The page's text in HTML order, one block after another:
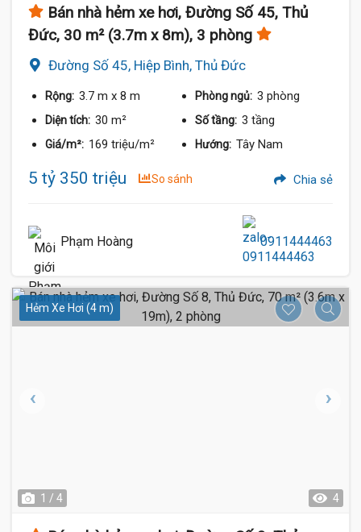
Bán nhà hẻm xe hơi, Đường Số 45, Thủ
Đức, 30 m² (3.7m x 8m), 3 phòng
Đường Số 45, Hiệp Bình, Thủ Đức
Rộng: 3.7 m x 8 m Phòng ngủ: 3 phòng
Diện tích: 30 m² Số tầng: 3 tầng
Giá/m²: 169 triệu/m² Hướng: Tây Nam
5 tỷ 350 triệu So sánh Chia sẻ
Phạm Hoàng 0911444463
Hẻm Xe Hơi (4 m)
1 / 4 4